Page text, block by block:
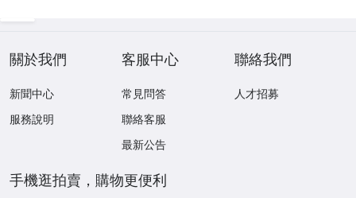
關於我們
新聞中心
服務說明
客服中心
常見問答
聯絡客服
最新公告
聯絡我們
人才招募
手機逛拍賣，購物更便利